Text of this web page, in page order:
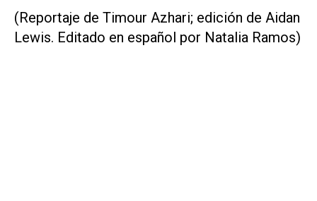
(Reportaje de Timour Azhari; edición de Aidan
Lewis. Editado en español por Natalia Ramos)